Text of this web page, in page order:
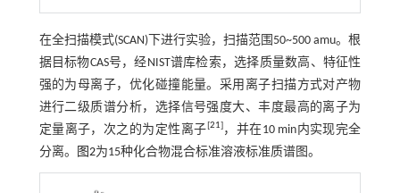
在全扫描模式(SCAN)下进行实验，扫描范围50~500 amu。根
据目标物CAS号，经NIST谱库检索，选择质量数高、特征性
强的为母离子，优化碰撞能量。采用离子扫描方式对产物
进行二级质谱分析，选择信号强度大、丰度最高的离子为
定量离子，次之的为定性离子[21]，并在10 min内实现完全
分离。
图2为15种化合物混合标准溶液标准质谱图。